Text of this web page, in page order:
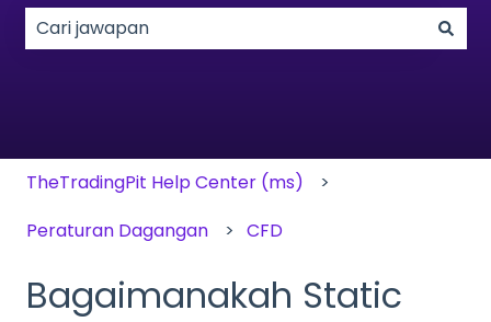
TheTradingPit Help Center (ms)
Peraturan Dagangan
CFD
Bagaimanakah Static